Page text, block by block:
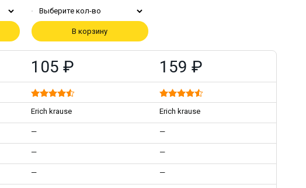
Выберите кол-во
В корзину
105 ₽ 159 ₽
Erich krause Erich krause
— —
— —
— —